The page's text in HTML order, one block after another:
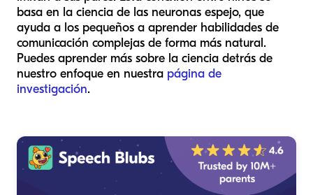
basa en la ciencia de las neuronas espejo, que
ayuda a los pequeños a aprender habilidades de
comunicación complejas de forma más natural.
Puedes aprender más sobre la ciencia detrás de
nuestro enfoque en nuestra página de
investigación.